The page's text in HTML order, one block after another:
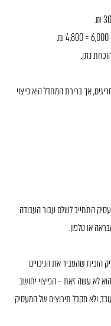
אך ברירת המחדל היא פיצוי
התחייב לשלם עבור העבודה
או טלפון.
שהעביר את הניכויים
לא עשה זאת – הפיצוי יחושב
ולא מקבל תירוצים של המעסיק